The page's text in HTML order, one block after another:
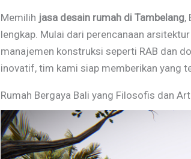
Memilih jasa desain rumah di Tambelang,
lengkap. Mulai dari perencanaan
manajemen konstruksi seperti RAB dan
inovatif, tim kami siap memberikan yang
Rumah Bergaya Bali yang Filosofis dan